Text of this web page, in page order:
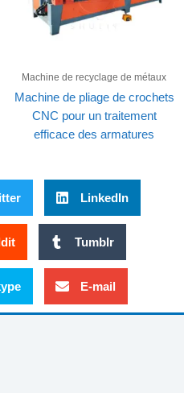
Machine de recyclage de métaux
Machine de pliage de crochets
CNC pour un traitement
efficace des armatures
LinkedIn
Tumblr
E-mail